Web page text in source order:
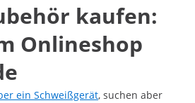
kaufen:
Onlineshop
ein Schweißgerät, suchen aber